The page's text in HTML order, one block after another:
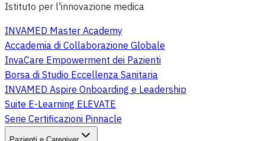
Istituto per l'innovazione medica
INVAMED Master Academy
Accademia di Collaborazione Globale
InvaCare Empowerment dei Pazienti
Borsa di Studio Eccellenza Sanitaria
INVAMED Aspire Onboarding e Leadership
Suite E-Learning ELEVATE
Serie Certificazioni Pinnacle